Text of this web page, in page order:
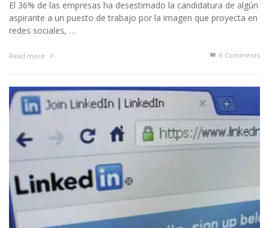
El 36% de las empresas ha desestimado la candidatura de algún
aspirante a un puesto de trabajo por la imagen que proyecta en
redes sociales, …
Read more 0 Comments